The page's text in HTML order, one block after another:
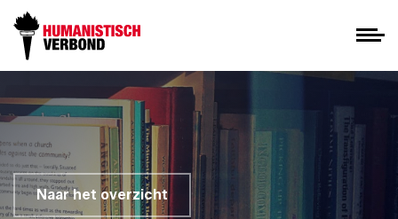
Naar het overzicht